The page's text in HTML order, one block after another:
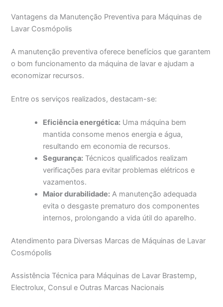
Vantagens da Manutenção Preventiva para Máquinas de
Lavar Cosmópolis
A manutenção preventiva oferece benefícios que garantem
o bom funcionamento da máquina de lavar e ajudam a
economizar recursos.
Entre os serviços realizados, destacam-se:
Eficiência energética: Uma máquina bem
mantida consome menos energia e água,
resultando em economia de recursos.
Segurança: Técnicos qualificados realizam
verificações para evitar problemas elétricos e
vazamentos.
Maior durabilidade: A manutenção adequada
evita o desgaste prematuro dos componentes
internos, prolongando a vida útil do aparelho.
Atendimento para Diversas Marcas de Máquinas de Lavar
Cosmópolis
Assistência Técnica para Máquinas de Lavar Brastemp,
Electrolux, Consul e Outras Marcas Nacionais